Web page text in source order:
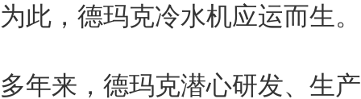
为此， 德玛克冷水机应运而生。
多年来， 德玛克潜心研发、生